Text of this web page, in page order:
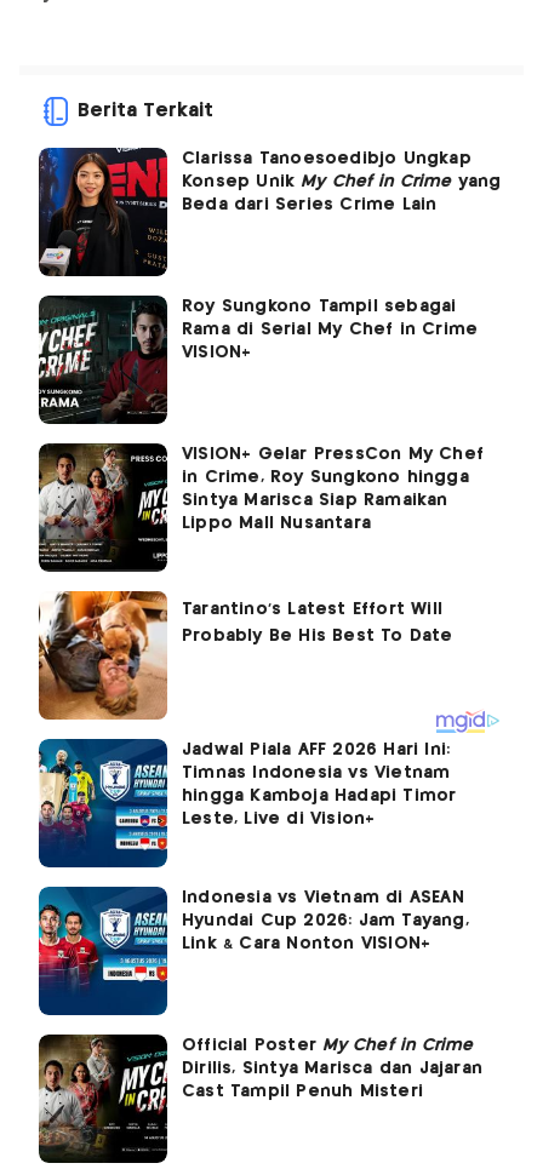
Berita Terkait
Clarissa Tanoesoedibjo Ungkap
Konsep Unik My Chef in Crimeyang
Beda dari Series Crime Lain
Roy Sungkono Tampil sebagai
Rama di Serial My Chef in Crime
VISION+
VISION+ Gelar PressCon My Chef
in Crime, Roy Sungkono hingga
Sintya Marisca Siap Ramaikan
Lippo Mall Nusantara
Jadwal Piala AFF 2026 Hari Ini:
Timnas Indonesia vs Vietnam
hingga Kamboja Hadapi Timor
Leste, Live di Vision+
Indonesia vs Vietnam di ASEAN
Hyundai Cup 2026: Jam Tayang,
Link & Cara Nonton VISION+
Official Poster My Chef in Crime
Dirilis, Sintya Marisca dan Jajaran
Cast Tampil Penuh Misteri